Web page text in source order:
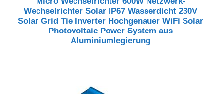
Wechselrichter Solar IP67 Wasserdicht 230V
Solar Grid Tie Inverter Hochgenauer WiFi Solar
Photovoltaic Power System aus
Aluminiumlegierung